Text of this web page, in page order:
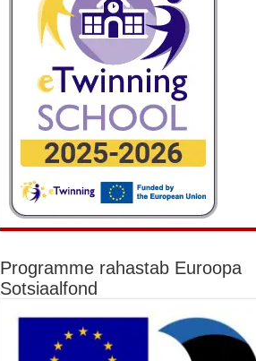
Programme rahastab Euroopa
Sotsiaalfond